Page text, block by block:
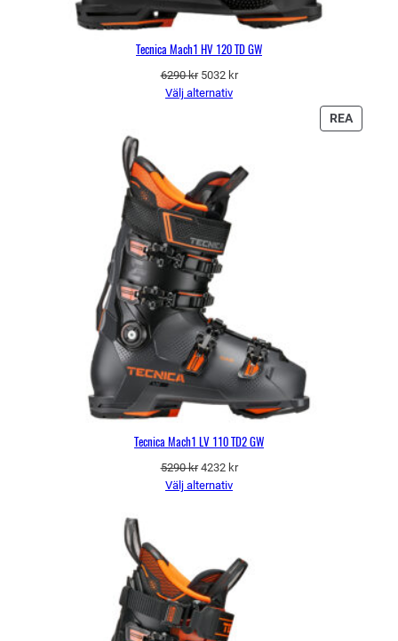
Tecnica Mach1 HV 120 TD GW
6290kr Det
ursprungliga
5032 krDet
Välj alternativ
REA
PÅ
Tecnica Mach1 LV 110 TD2 GW
5290kr Det
ursprungliga
4232 krDet
Välj alternativ